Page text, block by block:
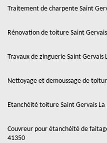
Traitement de charpente Saint
Rénovation de toiture Saint
Travaux de zinguerie Saint Gervais
Nettoyage et demoussage de
Etanchéité toiture Saint Gervais La
Couvreur pour étanchéité de
41350